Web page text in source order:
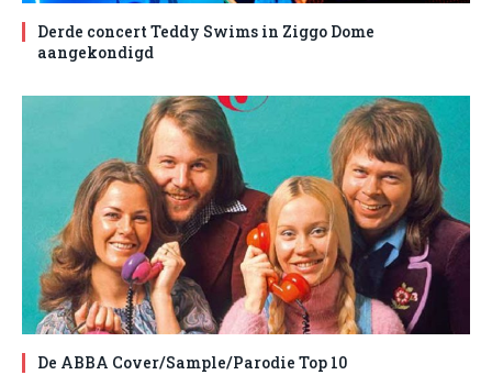
Derde concert Teddy Swims in Ziggo Dome
aangekondigd
De ABBA Cover/Sample/Parodie Top 10